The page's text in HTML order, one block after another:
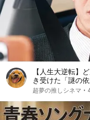
【人生大逆転】
き受けた「謎の
超夢の推しシネマ •